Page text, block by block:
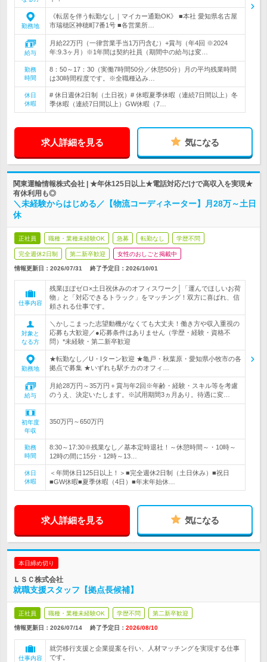
勤務地
《転居を伴う転勤なし｜マイカー通勤OK》 ■本社 愛知県名古屋
市瑞穂区神穂町7番1号 ■各営業所…
給与
月給22万円（一律営業手当1万円含む）+賞与（年4回 ※2024
年:9.3ヶ月）※1年間は契約社員（期間中の給与は変…
勤務
時間
8：50～17：30（実働7時間50分／休憩50分）月の平均残業時間
は30時間程度です。※全職種込み…
休日
休暇
# 休日週休2日制（土日祝）# 休暇夏季休暇（連続7日間以上）冬
季休暇（連続7日間以上）GW休暇（7…
求人詳細を見る 気になる
関東運輸情報株式会社 | ★年休125日以上★電話対応だけで高収入を実現★
有休利用も◎
＼未経験からはじめる／【物流コーディネーター】月28万～土日
休
正社員 職種・業種未経験OK 急募 転勤なし 学歴不問
完全週休2日制 第二新卒歓迎 女性のおしごと掲載中
情報更新日：2026/07/31 終了予定日： 2026/10/01
仕事内容
残業ほぼゼロ×土日祝休みのオフィスワーク│「運んでほしいお荷
物」と「対応できるトラック」をマッチング！双方に喜ばれ、信
頼される仕事です。
対象と
なる方
＼かしこまった志望動機がなくても大丈夫！働き方や収入重視の
応募も大歓迎／●応募条件はありません（学歴・経験・資格不
問）*未経験・第二新卒歓迎
勤務地
★転勤なし／U・Iターン歓迎 ★亀戸・秋葉原・愛知県小牧市の各
拠点で募集 ★いずれも駅チカのオフィ…
給与
月給28万円～35万円＋賞与年2回※年齢・経験・スキル等を考慮
のうえ、決定いたします。※試用期間3ヵ月あり。待遇に変…
初年度
年収
350万円～650万円
勤務
時間
8:30～17:30※残業なし／基本定時退社！～休憩時間～・10時～
12時の間に15分・12時～13…
休日
休暇
＜年間休日125日以上！＞■完全週休2日制（土日休み）■祝日
■GW休暇■夏季休暇（4日）■年末年始休…
求人詳細を見る 気になる
本日締め切り
ＬＳＣ株式会社
就職支援スタッフ【拠点長候補】
正社員 職種・業種未経験OK 学歴不問 第二新卒歓迎
情報更新日：2026/07/14 終了予定日： 2026/08/10
仕事内容
就労移行支援と企業提案を行い、人材マッチングを実現する仕事
です。